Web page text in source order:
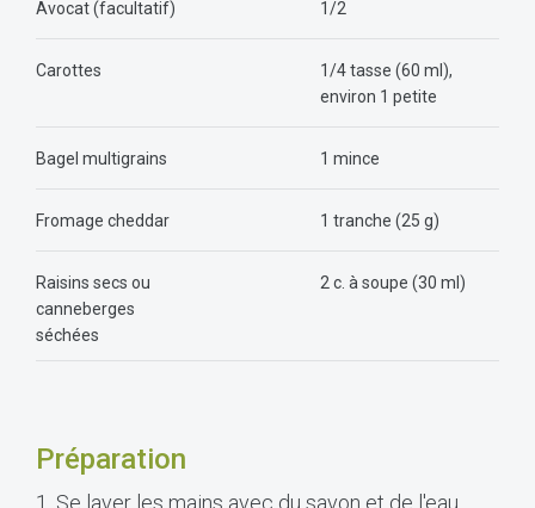
Avocat (facultatif) 1/2
Carottes
1/4 tasse (60 ml),
environ 1 petite
Bagel multigrains 1 mince
Fromage cheddar 1 tranche (25 g)
Raisins secs ou
canneberges
séchées
2 c. à soupe (30 ml)
Préparation
1. Se laver les mains avec du savon et de l'eau